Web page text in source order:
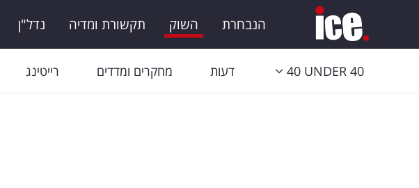
הנבחרת השוק תקשורת ומדיה נדל"ן
40 UNDER 40 דעות מחקרים ומדדים רייטינג